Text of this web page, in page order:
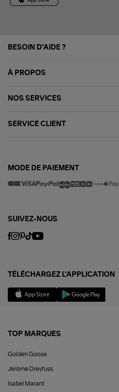
BESOIN D'AIDE ?
À PROPOS
NOS SERVICES
SERVICE CLIENT
MODE DE PAIEMENT
SUIVEZ-NOUS
TÉLÉCHARGEZ L'APPLICATION
TOP MARQUES
Golden Goose
Jérôme Dreyfuss
Isabel Marant